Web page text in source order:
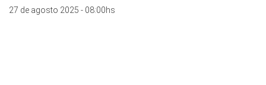
27 de agosto 2025 - 08:00hs